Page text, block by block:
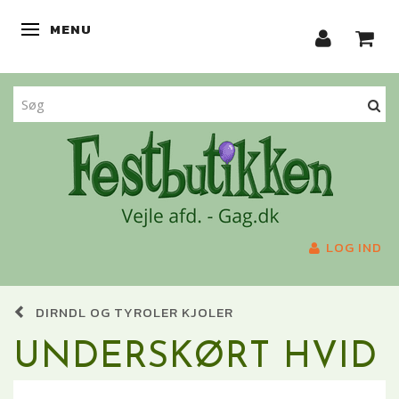
SKIFTE NAVIGATION
MENU
LOG IND
DIRNDL OG TYROLER KJOLER
UNDERSKØRT HVID